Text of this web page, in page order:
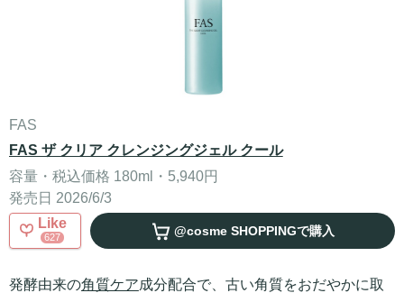
FAS
FAS ザ クリア クレンジングジェル クール
容量・税込価格 180ml・5,940円
発売日 2026/6/3
Like
627 @cosme SHOPPINGで購入
発酵由来の角質ケア成分配合で、古い角質をおだやかに取